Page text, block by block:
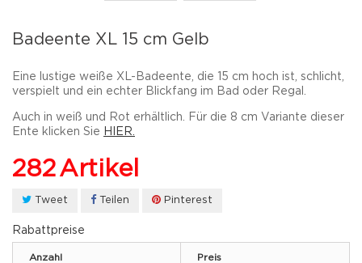
Badeente XL 15 cm Gelb
Eine lustige weiße XL-Badeente, die 15 cm hoch ist, schlicht,
verspielt und ein echter Blickfang im Bad oder Regal.
Auch in weiß und Rot erhältlich. Für die 8 cm Variante dieser
Ente klicken Sie
HIER.
282Artikel
Tweet Teilen Pinterest
Rabattpreise
Anzahl Preis